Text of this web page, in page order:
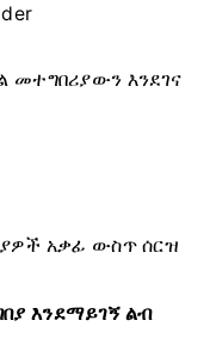
መተግበሪያውን እንደገና
አቃፊ ውስጥ ሰርዝ
እንደማይገኝ ልብ